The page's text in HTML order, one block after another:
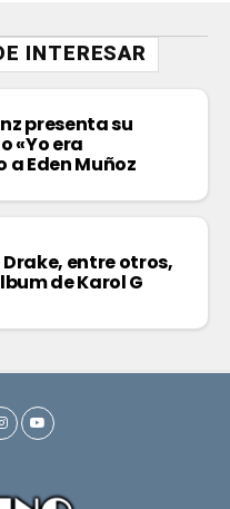
INTERESAR
presenta su
«Yo era
a Eden Muñoz
Drake, entre otros,
de Karol G